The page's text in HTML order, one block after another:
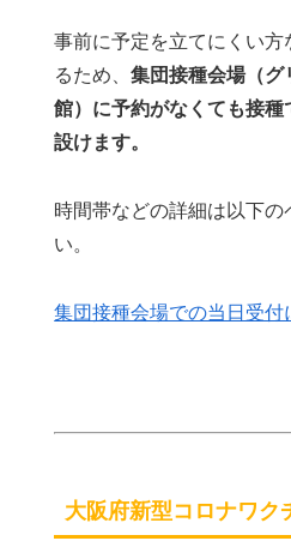
事前に予定を立てにくい
るため、集団接種会場（グ
館）に予約がなくても接
設けます。
時間帯などの詳細は以下の
い。
集団接種会場での当日受付
大阪府新型コロナワク